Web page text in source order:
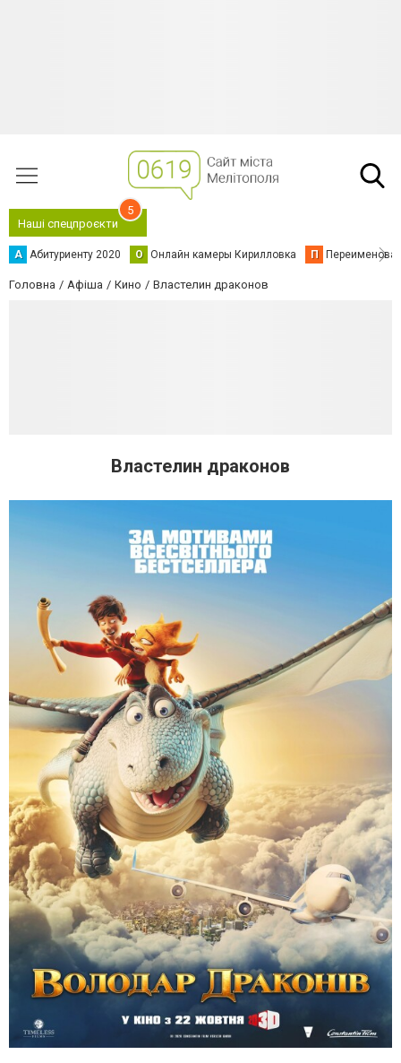
Наші спецпроєкти
5
А Абитуриенту 2020 О Онлайн камеры Кирилловка П
Головна Афіша Кино Властелин драконов
Властелин драконов